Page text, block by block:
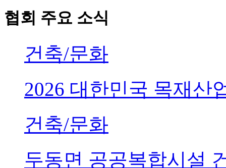
협회 주요 소식
건축/문화
2026 대한민국 목재산
건축/문화
두동면 공공복합시설